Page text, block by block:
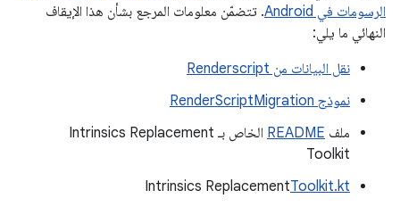
الرسومات في Android
. تتضمّن معلومات المرجع بشأن هذا الإيقاف
النهائي ما يلي:
نقل البيانات من Renderscript
نموذج RenderScriptMigration
ملف README
الخاص بـ Intrinsics Replacement
Toolkit
Intrinsics ReplacementToolkit.kt